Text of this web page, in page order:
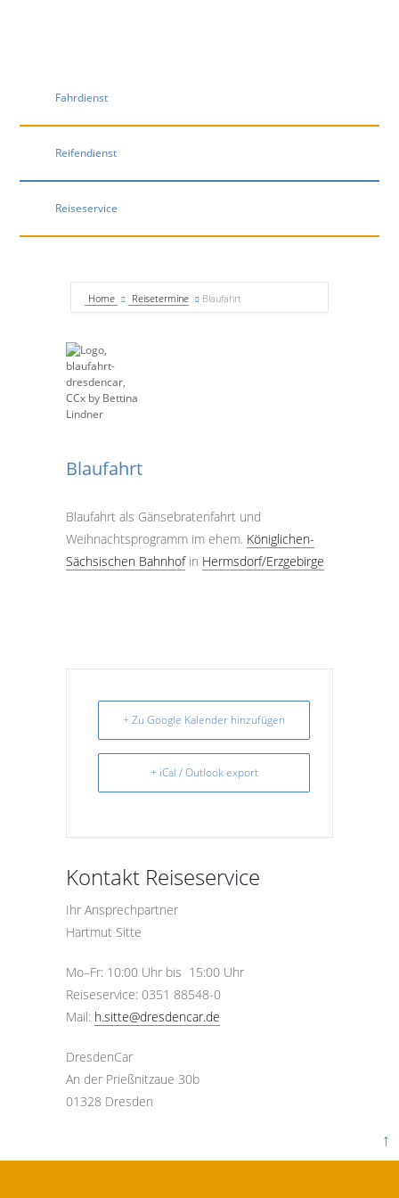
Fahrdienst
Reifendienst
Reiseservice
Home Reisetermine Blaufahrt
Blaufahrt
Blaufahrt als Gänsebratenfahrt und
Weihnachtsprogramm im ehem. Königlichen-
Sächsischen Bahnhofin Hermsdorf/Erzgebirge
+ Zu Google Kalender hinzufügen
+ iCal / Outlook export
Kontakt Reiseservice
Ihr Ansprechpartner
Hartmut Sitte
Mo–Fr: 10:00 Uhr bis 15:00 Uhr
Reiseservice: 0351 88548-0
Mail: h.sitte@dresdencar.de
DresdenCar
An der Prießnitzaue 30b
01328 Dresden
↑